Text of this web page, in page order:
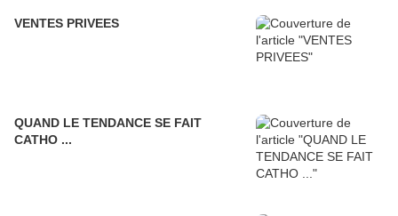
VENTES PRIVEES
QUAND LE TENDANCE SE FAIT
CATHO ...